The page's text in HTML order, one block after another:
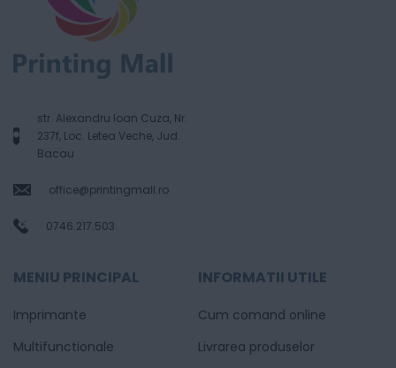
str. Alexandru Ioan Cuza, Nr.
237f, Loc. Letea Veche, Jud.
Bacau
office@printingmall.ro
0746.217.503
MENIU PRINCIPAL
Imprimante
Multifunctionale
INFORMATII UTILE
Cum comand online
Livrarea produselor